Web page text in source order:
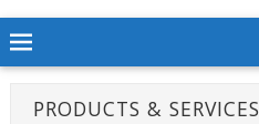
PRODUCTS & SERVICES